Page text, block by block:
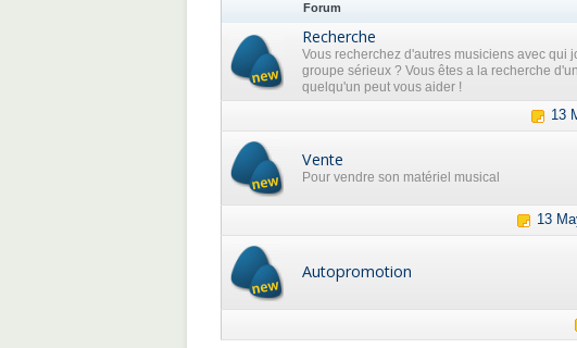
Forum
Recherche
Vous recherchez d'autres musiciens avec qui
groupe sérieux ? Vous êtes a la recherche
quelqu'un peut vous aider !
13
Vente
Pour vendre son matériel musical
13
Autopromotion